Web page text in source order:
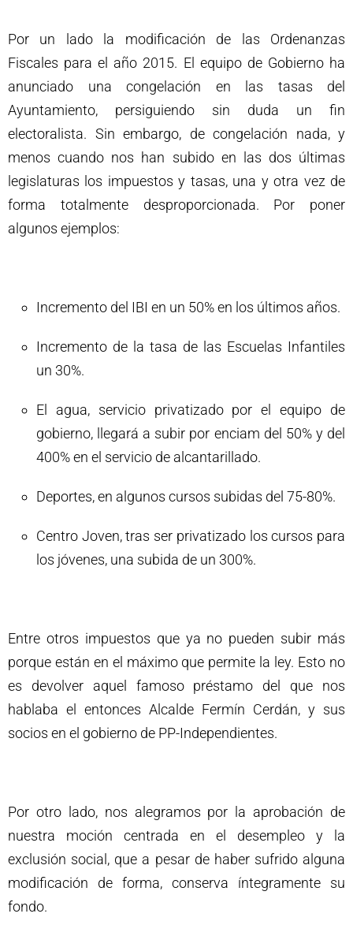
Por un lado la modificación de las Ordenanzas
Fiscales para el año 2015. El equipo de Gobierno ha
anunciado una congelación en las tasas del
Ayuntamiento, persiguiendo sin duda un fin
electoralista. Sin embargo, de congelación nada, y
menos cuando nos han subido en las dos últimas
legislaturas los impuestos y tasas, una y otra vez de
forma totalmente desproporcionada. Por poner
algunos ejemplos:
Incremento del IBI en un 50% en los últimos años.
Incremento de la tasa de las Escuelas Infantiles
un 30%.
El agua, servicio privatizado por el equipo de
gobierno, llegará a subir por enciam del 50% y del
400% en el servicio de alcantarillado.
Deportes, en algunos cursos subidas del 75-80%.
Centro Joven, tras ser privatizado los cursos para
los jóvenes, una subida de un 300%.
Entre otros impuestos que ya no pueden subir más
porque están en el máximo que permite la ley. Esto no
es devolver aquel famoso préstamo del que nos
hablaba el entonces Alcalde Fermín Cerdán, y sus
socios en el gobierno de PP-Independientes.
Por otro lado, nos alegramos por la aprobación de
nuestra moción centrada en el desempleo y la
exclusión social, que a pesar de haber sufrido alguna
modificación de forma, conserva íntegramente su
fondo.